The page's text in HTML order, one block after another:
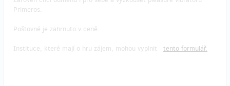
Primeros.
Poštovné je zahrnuto v ceně.
Instituce, které mají o hru zájem, mohou vyplnit tento formulář.